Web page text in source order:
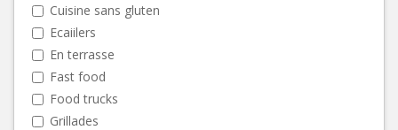
Cuisine sans gluten
Ecaiilers
En terrasse
Fast food
Food trucks
Grillades